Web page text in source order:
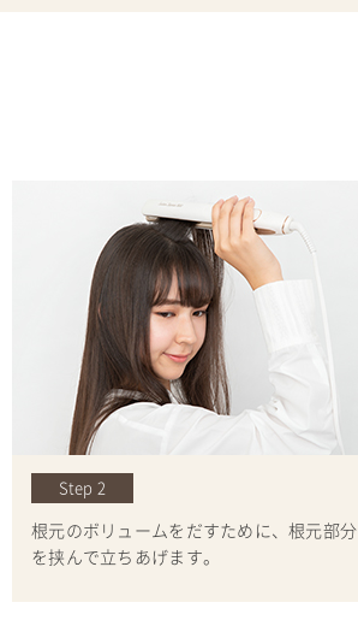
Step 2
根元のボリュームをだすために、根元部分
を挟んで立ちあげます。